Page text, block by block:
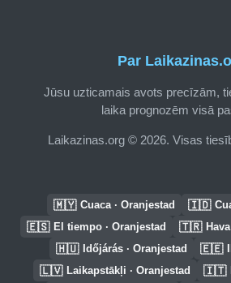
Par
Jūsu uzticamais avots precīzām,
laika prognozēm visā
Laikazinas.org © 2026. Visas
🇲🇾 Cuaca · Oranjestad 🇮🇩
🇪🇸 El tiempo · Oranjestad 🇹🇷
🇭🇺 Időjárás · Oranjestad 🇪🇪
🇱🇻 Laikapstākļi · Oranjestad 🇮🇹